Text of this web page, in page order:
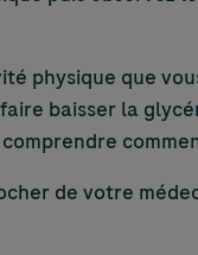
physique que
baisser la
de votre